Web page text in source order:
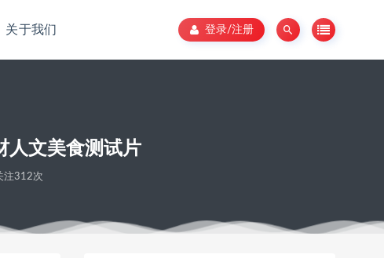
关于我们 登录/注册
人文美食测试片
注312次